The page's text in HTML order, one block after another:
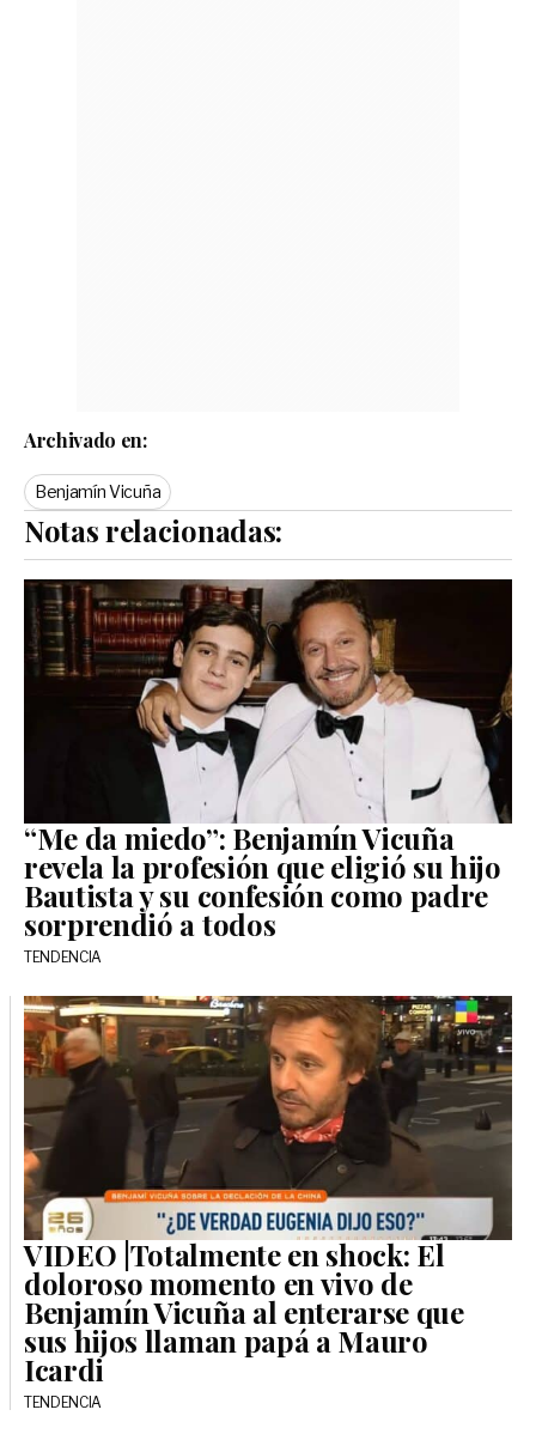
Archivado en:
Benjamín Vicuña
Notas relacionadas:
“Me da miedo”: Benjamín Vicuña
revela la profesión que eligió su hijo
Bautista y su confesión como padre
sorprendió a todos
TENDENCIA
VIDEO |Totalmente en shock: El
doloroso momento en vivo de
Benjamín Vicuña al enterarse que
sus hijos llaman papá a Mauro
Icardi
TENDENCIA